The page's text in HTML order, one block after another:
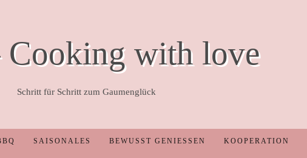
Cooking with love
Schritt für Schritt zum Gaumenglück
SAISONALES BEWUSST GENIESSEN KOOPERATION